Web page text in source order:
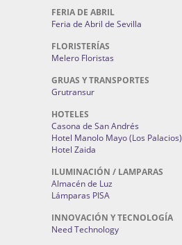
FERIA DE ABRIL
Feria de Abril de Sevilla
FLORISTERÍAS
Melero Floristas
GRUAS Y TRANSPORTES
Grutransur
HOTELES
Casona de San Andrés
Hotel Manolo Mayo (Los Palacios)
Hotel Zaida
ILUMINACIÓN / LAMPARAS
Almacén de Luz
Lámparas PISA
INNOVACIÓN Y TECNOLOGÍA
Need Technology